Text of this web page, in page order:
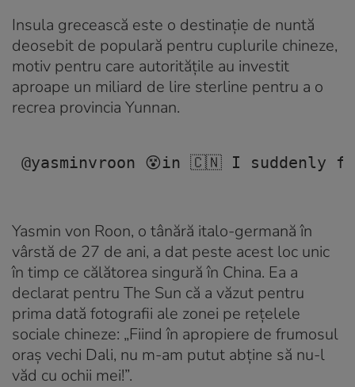
Insula grecească este o destinație de nuntă
deosebit de populară pentru cuplurile chineze,
motiv pentru care autoritățile au investit
aproape un miliard de lire sterline pentru a o
recrea provincia Yunnan.
@yasminvroon 😵in 🇨🇳 I suddenly
Yasmin von Roon, o tânără italo-germană în
vârstă de 27 de ani, a dat peste acest loc unic
în timp ce călătorea singură în China. Ea a
declarat pentru The Sun că a văzut pentru
prima dată fotografii ale zonei pe rețelele
sociale chineze: „Fiind în apropiere de frumosul
oraș vechi Dali, nu m-am putut abține să nu-l
văd cu ochii mei!”.